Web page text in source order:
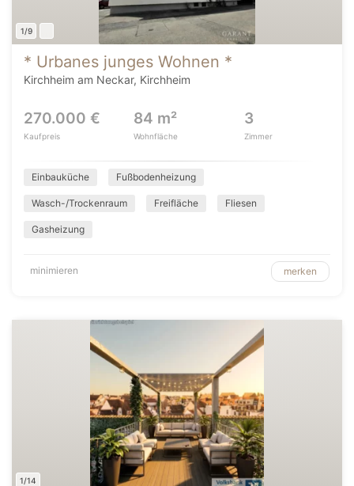
1/9
* Urbanes junges Wohnen *
Kirchheim am Neckar, Kirchheim
270.000 €
Kaufpreis
84 m²
Wohnfläche
3
Zimmer
Einbauküche Fußbodenheizung
Wasch-/Trockenraum Freifläche Fliesen
Gasheizung
minimieren merken
1/14